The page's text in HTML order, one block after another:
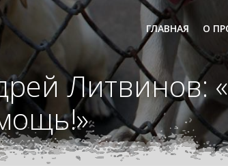
ГЛАВНАЯ О
Литвинов: